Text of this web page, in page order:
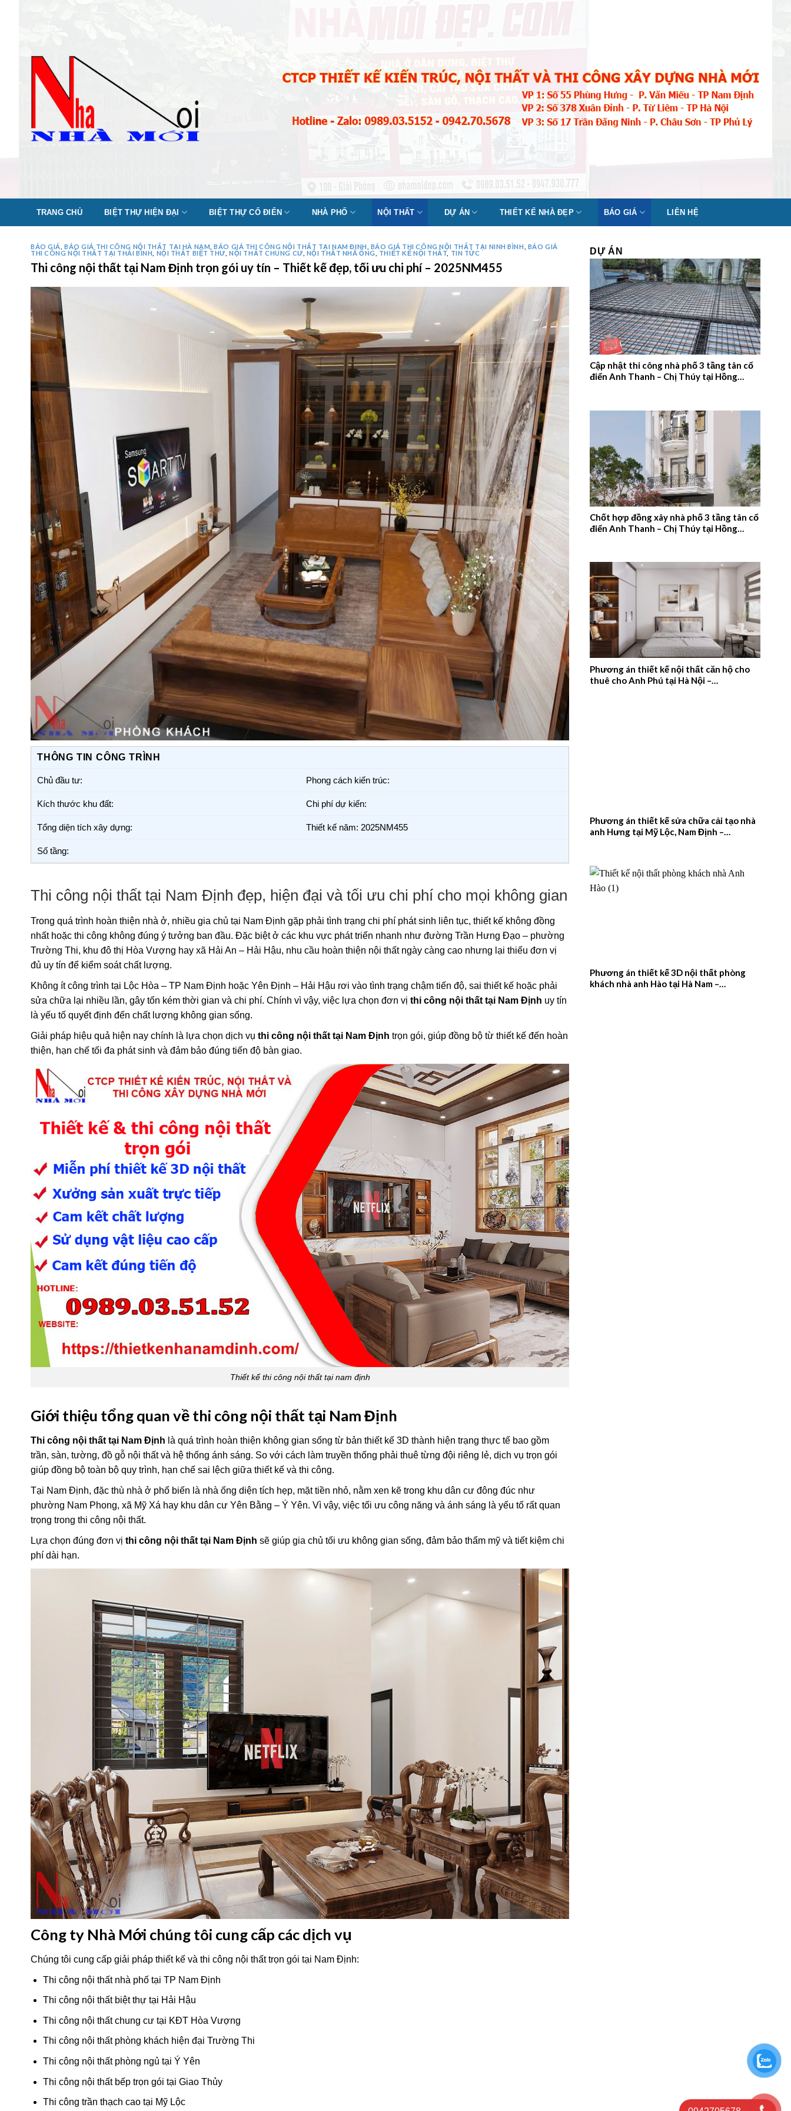
TRANG CHỦ BIỆT THỰ HIỆN ĐẠI BIỆT THỰ CỔ ĐIỂN NHÀ PHỐ NỘI THẤT DỰ ÁN THIẾT KẾ NHÀ ĐẸP BÁO GIÁ LIÊN HỆ
BÁO GIÁ ,BÁO GIÁ THI CÔNG NỘI THẤT TẠI HÀ NAM ,BÁO GIÁ THI CÔNG NỘI THẤT TẠI NAM ĐỊNH BÁO GIÁ THI CÔNG NỘI THẤT TẠI NINH BÌNH
BÁO GIÁ
THI CÔNG NỘI THẤT TẠI THÁI BÌNH
NỘI THẤT BIỆT THƯ ,NỘI THẤT CHUNG CƯ NỘI THẤT NHÀ ỐNG THIẾT KẾ NỘI THẤT, TIN TỨC
Thi công nội thất tại Nam Định trọn gói uy tín – Thiết kế đẹp, tối ưu chi phí – 2025NM455
THÔNG TIN CÔNG TRÌNH
Chủ đầu tư: Phong cách kiến trúc:
Kích thước khu đất: Chi phí dự kiến:
Tổng diện tích xây dựng: Thiết kế năm: 2025NM455
Số tầng:
Thi công nội thất tại Nam Định đẹp, hiện đại và tối ưu chi phí cho mọi không gian
Trong quá trình hoàn thiện nhà ở, nhiều gia chủ tại Nam Định gặp phải tình trạng chi phí phát sinh liên tục, thiết kế không đồng
nhất hoặc thi công không đúng ý tưởng ban đầu. Đặc biệt ở các khu vực phát triển nhanh như đường Trần Hưng Đạo – phường
Trường Thi, khu đô thị Hòa Vượng hay xã Hải An – Hải Hậu, nhu cầu hoàn thiện nội thất ngày càng cao nhưng lại thiếu đơn vị
đủ uy tín để kiểm soát chất lượng.
Không ít công trình tại Lộc Hòa – TP Nam Định hoặc Yên Định – Hải Hậu rơi vào tình trạng chậm tiến độ, sai thiết kế hoặc phải
sửa chữa lại nhiều lần, gây tốn kém thời gian và chi phí. Chính vì vậy, việc lựa chọn đơn vị thi công nội thất tại Nam Định uy tín
là yếu tố quyết định đến chất lượng không gian sống.
Giải pháp hiệu quả hiện nay chính là lựa chọn dịch vụ thi công nội thất tại Nam Định trọn gói, giúp đồng bộ từ thiết kế đến hoàn
thiện, hạn chế tối đa phát sinh và đảm bảo đúng tiến độ bàn giao.
Thiết kế thi công nội thất tại nam định
Giới thiệu tổng quan về thi công nội thất tại Nam Định
Thi công nội thất tại Nam Định là quá trình hoàn thiện không gian sống từ bản thiết kế 3D thành hiện trạng thực tế bao gồm
trần, sàn, tường, đồ gỗ nội thất và hệ thống ánh sáng. So với cách làm truyền thống phải thuê từng đội riêng lẻ, dịch vụ trọn gói
giúp đồng bộ toàn bộ quy trình, hạn chế sai lệch giữa thiết kế và thi công.
Tại Nam Định, đặc thù nhà ở phổ biến là nhà ống diện tích hẹp, mặt tiền nhỏ, nằm xen kẽ trong khu dân cư đông đúc như
phường Nam Phong, xã Mỹ Xá hay khu dân cư Yên Bằng – Ý Yên. Vì vậy, việc tối ưu công năng và ánh sáng là yếu tố rất quan
trọng trong thi công nội thất.
Lựa chọn đúng đơn vị thi công nội thất tại Nam Định sẽ giúp gia chủ tối ưu không gian sống, đảm bảo thẩm mỹ và tiết kiệm chi
phí dài hạn.
Công ty Nhà Mới chúng tôi cung cấp các dịch vụ
Chúng tôi cung cấp giải pháp thiết kế và thi công nội thất trọn gói tại Nam Định:
Thi công nội thất nhà phố tại TP Nam Định
Thi công nội thất biệt thự tại Hải Hậu
Thi công nội thất chung cư tại KĐT Hòa Vượng
Thi công nội thất phòng khách hiện đại Trường Thi
Thi công nội thất phòng ngủ tại Ý Yên
Thi công nội thất bếp trọn gói tại Giao Thủy
Thi công trần thạch cao tại Mỹ Lộc
DỰ ÁN
Cập nhật thi công nhà phố 3 tầng tân cổ
điển Anh Thanh – Chị Thúy tại Hồng
Chốt hợp đồng xây nhà phố 3 tầng tân cổ
điển Anh Thanh – Chị Thúy tại Hồng
Phương án thiết kế nội thất căn hộ cho
thuê cho Anh Phú tại Hà Nội –
Phương án thiết kế sửa chữa cải tạo nhà
anh Hưng tại Mỹ Lộc, Nam Định –
Phương án thiết kế 3D nội thất phòng
khách nhà anh Hào tại Hà Nam –